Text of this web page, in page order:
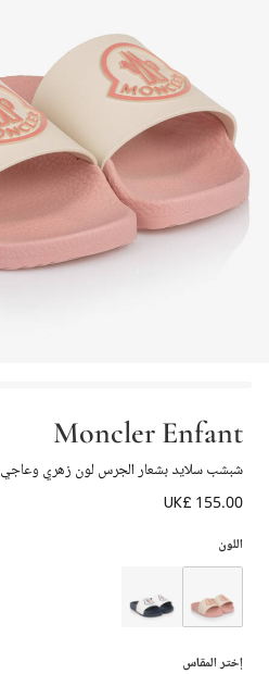
Moncler Enfant
شبشب سلايد بشعار الجرس لون زهري وعاجي
UK£ 155.00
اللون
إختر المقاس